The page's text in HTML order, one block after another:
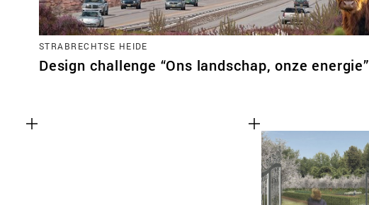
STRABRECHTSE HEIDE
Design challenge “Ons landschap, onze energie”